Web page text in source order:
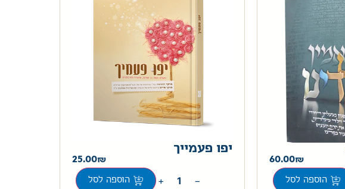
60.00
הוספה לסל
יפו פעמייך
25.00
−
+ הוספה לסל